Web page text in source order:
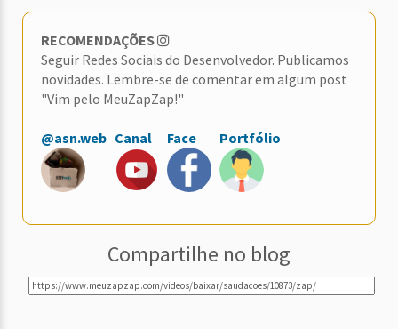
RECOMENDAÇÕES
Seguir Redes Sociais do Desenvolvedor. Publicamos
novidades. Lembre-se de comentar em algum post
"Vim pelo MeuZapZap!"
@asn.web Canal Face Portfólio
Compartilhe no blog